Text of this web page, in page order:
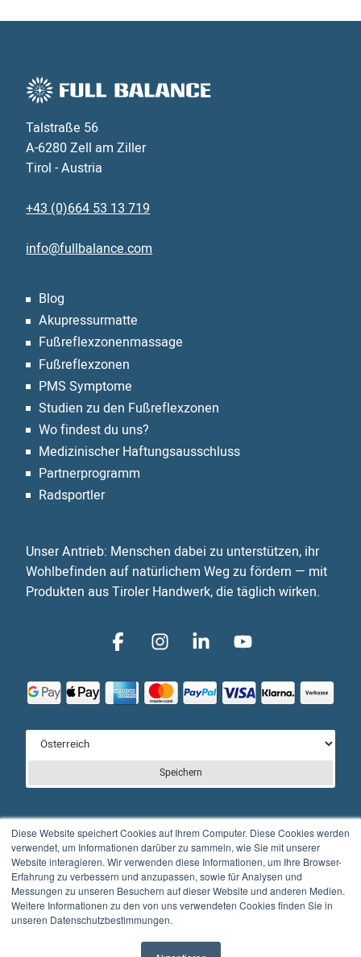
Diese Website speichert Cookies auf Ihrem Computer. Diese Cookies werden
verwendet, um Informationen darüber zu sammeln, wie Sie mit unserer
Website interagieren. Wir verwenden diese Informationen, um Ihre Browser-
Erfahrung zu verbessern und anzupassen, sowie für Analysen und
Messungen zu unseren Besuchern auf dieser Website und anderen Medien.
Weitere Informationen zu den von uns verwendeten Cookies finden Sie in
unseren Datenschutzbestimmungen.
Talstraße 56
A-6280 Zell am Ziller
Tirol - Austria
+43 (0)664 53 13 719
info@fullbalance.com
Blog
Akupressurmatte
Fußreflexzonen­massage
Fußreflexzonen
PMS Symptome
Studien zu den Fußreflexzonen
Wo findest du uns?
Medizinischer Haftungsausschluss
Partnerprogramm
Radsportler
Unser Antrieb: Menschen dabei zu unterstützen, ihr
Wohlbefinden auf natürlichem Weg zu fördern — mit
Produkten aus Tiroler Handwerk, die täglich wirken.
Speichern
© Full Balance GmbH
Kontakt
Impressum
Datenschutzerklärung
AGB’s